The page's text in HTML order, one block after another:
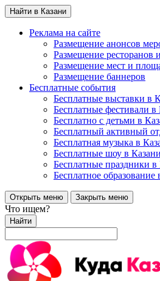
Найти в Казани
Реклама на сайте
Размещение анонсов
Размещение ресторанов
Размещение мест и
Размещение баннеров
Бесплатные события
Бесплатные выставки в
Бесплатные фестивали в
Бесплатно с детьми в
Бесплатный активный
Бесплатная музыка в
Бесплатные шоу в Казани
Бесплатные праздники в
Бесплатное образование
Открыть меню Закрыть меню
Что ищем?
Найти